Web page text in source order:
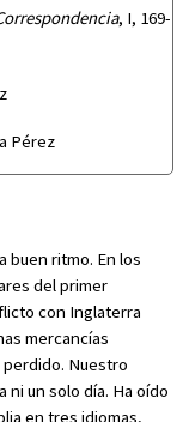
, I, 169-
Pérez
buen ritmo. En los
del primer
con Inglaterra
mercancías
perdido. Nuestro
ni un solo día. Ha oído
en tres idiomas,